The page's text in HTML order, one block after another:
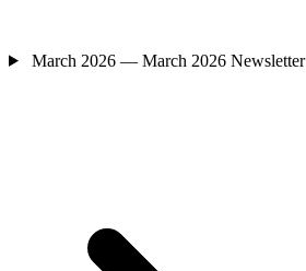
March 2026 — March 2026 Newsletter